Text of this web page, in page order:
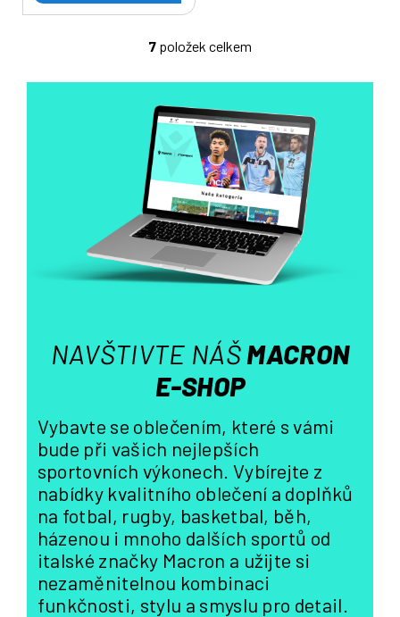
O
á
d
a
c
í
p
r
v
k
y
p
i
s
7 položek celkem
NAVŠTIVTE NÁŠMACRON
E-SHOP
Vybavte se oblečením, které s vámi
bude při vašich nejlepších
sportovních výkonech. Vybírejte z
nabídky kvalitního oblečení a doplňků
na fotbal, rugby, basketbal, běh,
házenou i mnoho dalších sportů od
italské značky Macron a užijte si
nezaměnitelnou kombinaci
funkčnosti, stylu a smyslu pro detail.